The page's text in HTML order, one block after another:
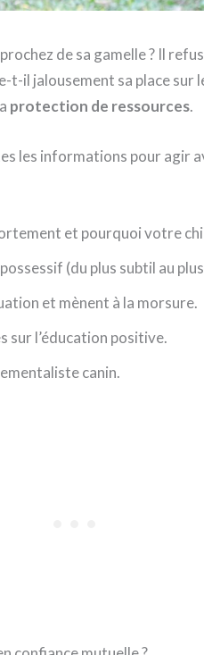
de sa gamelle ? Il
il jalousement sa place sur
protection de ressources.
les informations pour agir
et pourquoi votre
(du plus subtil au
et mènent à la morsure.
sur l’éducation positive.
canin.